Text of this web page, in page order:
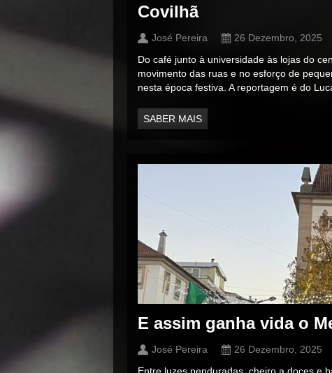
Covilhã
José Pereira 26 Dezembro, 2025
Do café junto à universidade às lojas do
movimento das ruas e no esforço de
nesta época festiva. A reportagem é do
SABER MAIS
E assim ganha vida o
José Pereira 26 Dezembro, 2025